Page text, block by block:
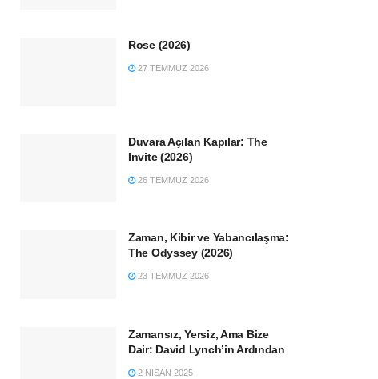
Rose (2026)
27 TEMMUZ 2026
Duvara Açılan Kapılar: The
Invite (2026)
26 TEMMUZ 2026
Zaman, Kibir ve Yabancılaşma:
The Odyssey (2026)
23 TEMMUZ 2026
Zamansız, Yersiz, Ama Bize
Dair: David Lynch’in Ardından
2 NISAN 2025